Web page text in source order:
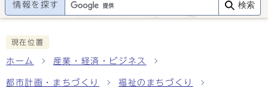
情報を探す 検索
現在位置
ホーム 産業・経済・ビジネス
都市計画・まちづくり 福祉のまちづくり